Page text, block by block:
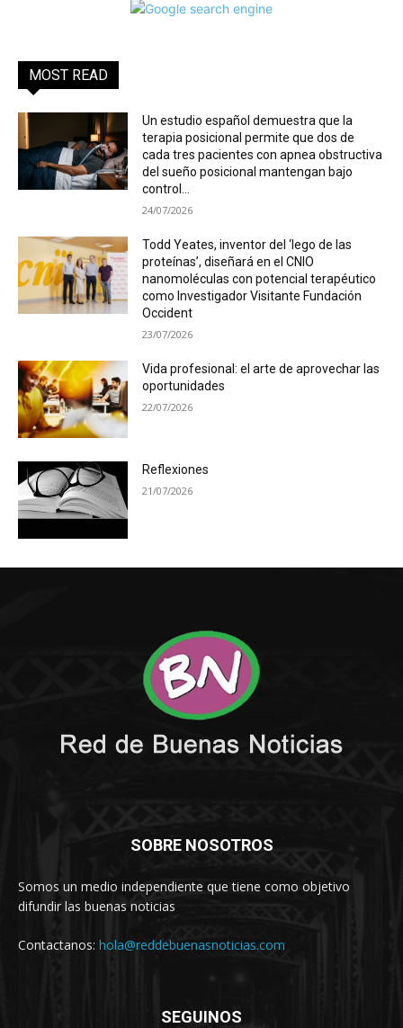
MOST READ
Un estudio español demuestra que la
terapia posicional permite que dos de
cada tres pacientes con apnea obstructiva
del sueño posicional mantengan bajo
control...
24/07/2026
Todd Yeates, inventor del ‘lego de las
proteínas’, diseñará en el CNIO
nanomoléculas con potencial terapéutico
como Investigador Visitante Fundación
Occident
23/07/2026
Vida profesional: el arte de aprovechar las
oportunidades
22/07/2026
Reflexiones
21/07/2026
SOBRE NOSOTROS
Somos un medio independiente que tiene como objetivo
difundir las buenas noticias
Contactanos: hola@reddebuenasnoticias.com
SEGUINOS